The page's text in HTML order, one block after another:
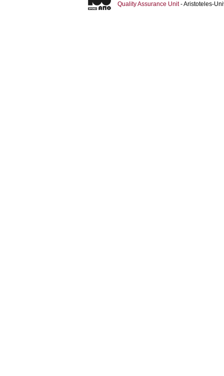
Quality Assurance Unit- Aristoteles-